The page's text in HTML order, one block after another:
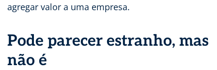
agregar valor a uma empresa.
Pode parecer estranho, mas
não é